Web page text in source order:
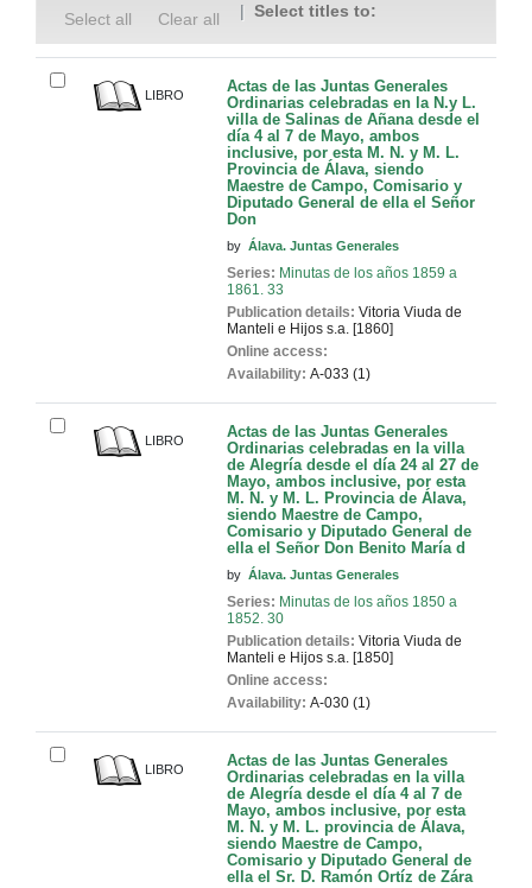
Select all Clear all Select titles to:
LIBRO
Actas de las Juntas Generales
Ordinarias celebradas en la N.y L.
villa de Salinas de Añana desde el
día 4 al 7 de Mayo, ambos
inclusive, por esta M. N. y M. L.
Provincia de Álava, siendo
Maestre de Campo, Comisario y
Diputado General de ella el Señor
Don
by Álava. Juntas Generales
Series: Minutas de los años 1859 a
1861. 33
Publication details: Vitoria Viuda de
Manteli e Hijos s.a. [1860]
Online access:
Availability: A-033 (1)
LIBRO
Actas de las Juntas Generales
Ordinarias celebradas en la villa
de Alegría desde el día 24 al 27 de
Mayo, ambos inclusive, por esta
M. N. y M. L. Provincia de Álava,
siendo Maestre de Campo,
Comisario y Diputado General de
ella el Señor Don Benito María d
by Álava. Juntas Generales
Series: Minutas de los años 1850 a
1852. 30
Publication details: Vitoria Viuda de
Manteli e Hijos s.a. [1850]
Online access:
Availability: A-030 (1)
LIBRO
Actas de las Juntas Generales
Ordinarias celebradas en la villa
de Alegría desde el día 4 al 7 de
Mayo, ambos inclusive, por esta
M. N. y M. L. provincia de Álava,
siendo Maestre de Campo,
Comisario y Diputado General de
ella el Sr. D. Ramón Ortíz de Zára